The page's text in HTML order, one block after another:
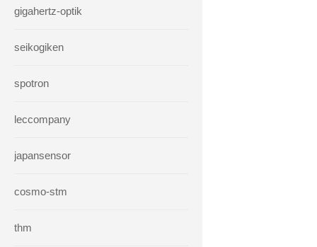
gigahertz-optik
seikogiken
spotron
leccompany
japansensor
cosmo-stm
thm